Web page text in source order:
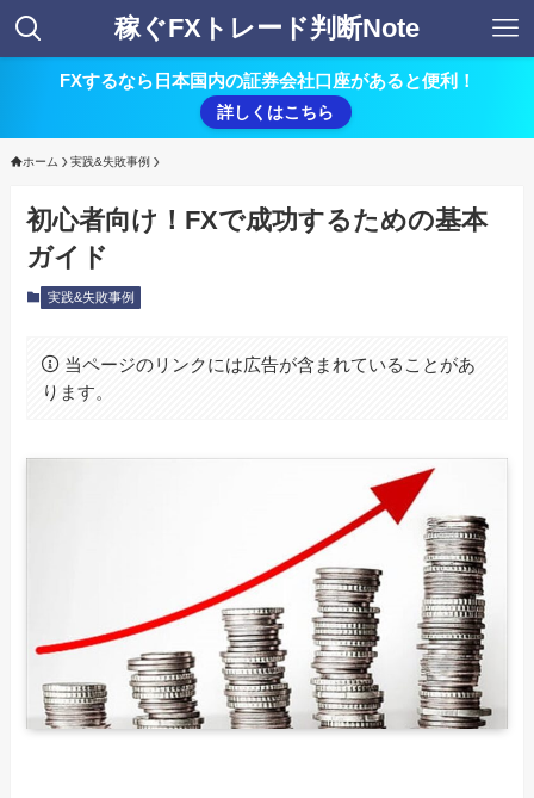
稼ぐFXトレード判断Note
FXするなら日本国内の証券会社口座があると便利！
詳しくはこちら
ホーム 実践&失敗事例
初心者向け！FXで成功するための基本
ガイド
実践&失敗事例
当ページのリンクには広告が含まれていることがあ
ります。